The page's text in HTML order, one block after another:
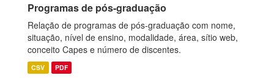
Programas de pós-graduação
Relação de programas de pós-graduação com nome,
situação, nível de ensino, modalidade, área, sítio web,
conceito Capes e número de discentes.
CSV PDF